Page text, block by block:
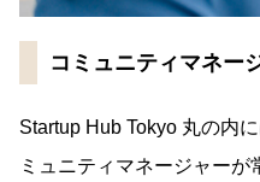
コミュニティマネー
Startup Hub Tokyo 丸の内
ミュニティマネージャー